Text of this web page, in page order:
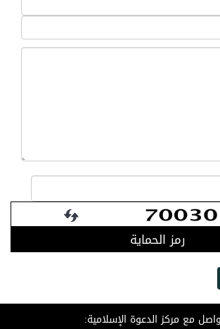
رمز الحماية
مع مركز الدعوة الإسلامية: